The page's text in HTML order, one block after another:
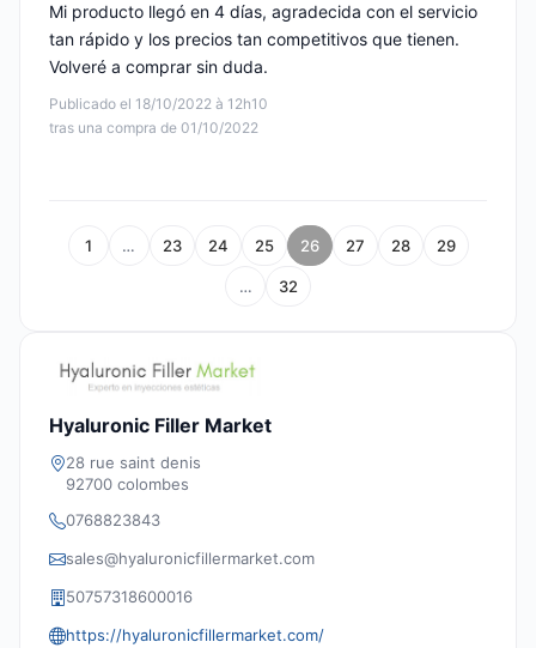
Publicado el 18/10/2022 à 12h10
tras una compra de 01/10/2022
Mi producto llegó en 4 días, agradecida con el servicio
tan rápido y los precios tan competitivos que tienen.
Volveré a comprar sin duda.
1 … 23 24 25 26 27 28 29
… 32
Hyaluronic Filler Market
28 rue saint denis
92700 colombes
0768823843
sales@hyaluronicfillermarket.com
50757318600016
https://hyaluronicfillermarket.com/